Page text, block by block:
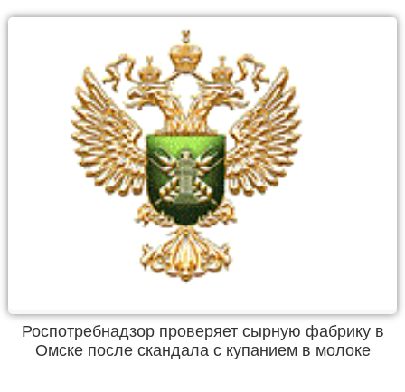
Роспотребнадзор проверяет сырную фабрику в
Омске после скандала с купанием в молоке